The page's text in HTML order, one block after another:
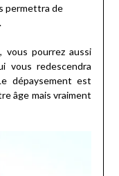
permettra de
vous pourrez aussi
vous redescendra
dépaysement est
âge mais vraiment